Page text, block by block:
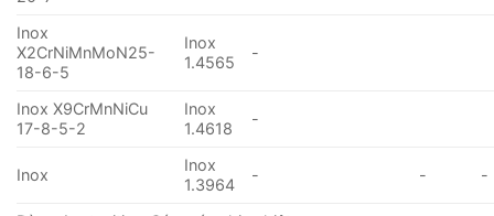
Inox
X2CrNiMnMoN25-
18-6-5
Inox
1.4565
-
Inox X9CrMnNiCu
17-8-5-2
Inox
1.4618
-
Inox
Inox
1.3964
- - -